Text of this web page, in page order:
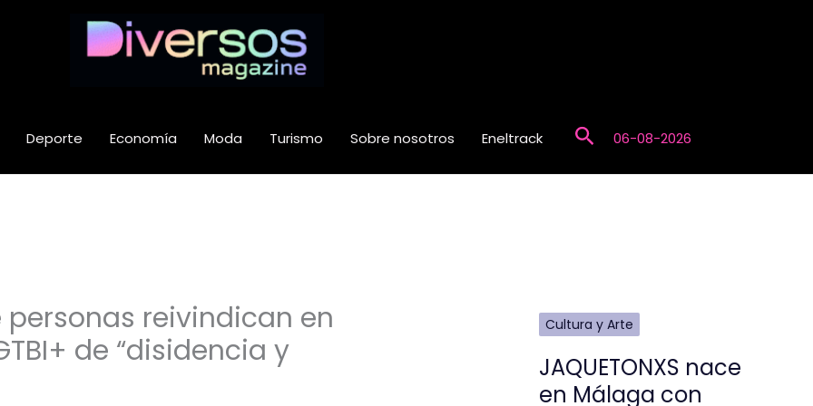
Deporte Economía Moda Turismo Sobre nosotros Eneltrack Buscar06-08-2026
reivindican en
de “disidencia y
Cultura y Arte
JAQUETONXS nace
en Málaga con